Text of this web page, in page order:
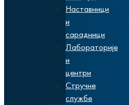
Наставници
и
сарадници
Лабораторије
и
центри
Стручне
службе